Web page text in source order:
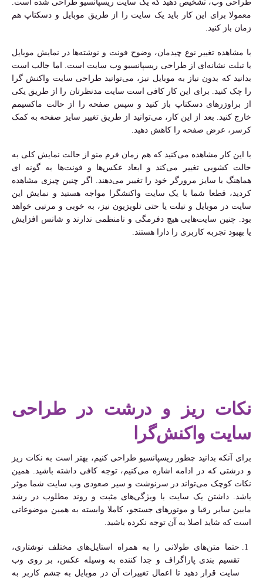
طراحی وب، تشخیص دهید که یک سایت ریسپانسیو طراحی شده است.
معمولا برای این کار باید یک سایت را از طریق موبایل و دسکتاپ هم
زمان باز کنید.
با مشاهده تغییر نوع چیدمان، وضوح فونت و نوشته‌ها در نمایش موبایل
یا تبلت نشانه‌ای از طراحی ریسپانسیو وب سایت است. اما جالب است
بدانید که بدون نیاز به موبایل نیز، می‌توانید طراحی سایت واکنش گرا
را چک کنید. برای این کار کافی است سایت مدنظرتان را از طریق یکی
از براوزرهای دسکتاپ باز کنید و سپس صفحه را از حالت ماکسیمم
خارج کنید. بعد از این کار، می‌توانید از طریق تغییر سایز صفحه به کمک
کرسر، عرض صفحه را کاهش دهید.
با این کار مشاهده می‌کنید که هم زمان فرم منو از حالت نمایش کلی به
حالت کشویی تغییر می‌کند و ابعاد عکس‌ها و فونت‌ها به گونه ای
هماهنگ با سایز مرورگر خود را تغییر می‌دهند. اگر چنین چیزی مشاهده
کردید، قطعا شما با یک سایت واکنشگرا مواجه هستید و نمایش این
سایت در موبایل و تبلت یا حتی تلویزیون نیز، به خوبی و مرتبی خواهد
بود. چنین سایت‌هایی هیچ دفرمگی و نامنظمی ندارند و شانس افزایش
یا بهبود تجربه کاربری را دارا هستند.
نکات ریز و درشت در طراحی
سایت واکنش‌گرا
برای آنکه بدانید چطور ریسپانسیو طراحی کنیم، بهتر است به نکات ریز
و درشتی که در ادامه اشاره می‌کنیم، توجه کافی داشته باشید. همین
نکات کوچک می‌تواند در سرنوشت و سیر صعودی وب سایت شما موثر
باشد. داشتن یک سایت با ویژگی‌های مثبت و روند مطلوب در رشد
مابین سایر رقبا و موتورهای جستجو، کاملا وابسته به همین موضوعاتی
است که شاید اصلا به آن توجه نکرده باشید.
حتما متن‌های طولانی را به همراه استایل‌های مختلف نوشتاری،
تقسیم بندی پاراگراف و جدا کننده به وسیله عکس، بر روی وب
سایت قرار دهید تا اعمال تغییرات آن در موبایل به چشم کاربر به